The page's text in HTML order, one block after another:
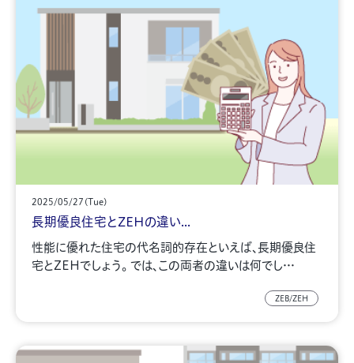
2025/05/27(Tue)
長期優良住宅とZEHの違い...
性能に優れた住宅の代名詞的存在といえば、長期優良住
宅とZEHでしょう。 では、この両者の違いは何でし…
ZEB/ZEH